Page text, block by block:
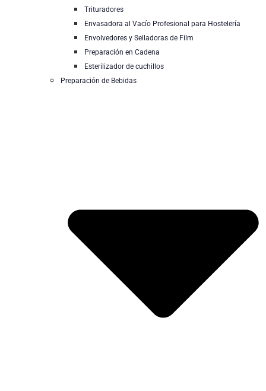
Trituradores
Envasadora al Vacío Profesional para Hostelería
Envolvedores y Selladoras de Film
Preparación en Cadena
Esterilizador de cuchillos
Preparación de Bebidas